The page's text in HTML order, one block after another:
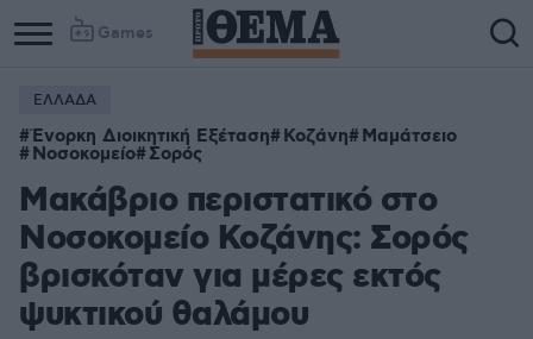
Games
ΕΛΛΑΔΑ
Ένορκη Διοικητική Εξέταση Κοζάνη Μαμάτσειο
Νοσοκομείο Σορός
Μακάβριο περιστατικό στο
Νοσοκομείο Κοζάνης: Σορός
βρισκόταν για μέρες εκτός
ψυκτικού θαλάμου